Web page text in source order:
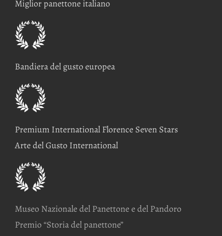
Miglior panettone italiano
Bandiera del gusto europea
Premium International Florence Seven Stars
Arte del Gusto International
Museo Nazionale del Panettone e del Pandoro
Premio “Storia del panettone”